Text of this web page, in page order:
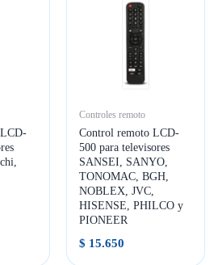
Controles remoto
Control remoto LCD-
500 para televisores
SANSEI, SANYO,
TONOMAC, BGH,
NOBLEX, JVC,
HISENSE, PHILCO y
PIONEER
$ 15.650